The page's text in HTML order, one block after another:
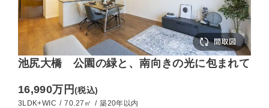
池尻大橋 公園の緑と、南向きの光に包まれて
16,990万円(税込)
3LDK+WIC / 70.27㎡ / 築20年以内